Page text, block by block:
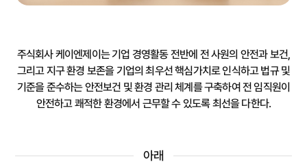
주식회사 케이엔제이는 기업 경영활동 전반에 전 사원의 안전과 보건,
그리고 지구 환경 보존을 기업의 최우선 핵심가치로 인식하고법규 및
기준을 준수하는 안전보건 및 환경 관리 체계를 구축하여 전 임직원이
안전하고 쾌적한 환경에서 근무할 수 있도록 최선을 다한다.
아래